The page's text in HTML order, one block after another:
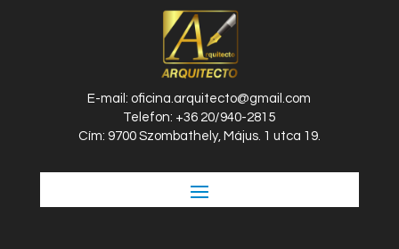
E-mail: oficina.arquitecto@gmail.com
Telefon: +36 20/940-2815
Cím: 9700 Szombathely, Május. 1 utca 19.